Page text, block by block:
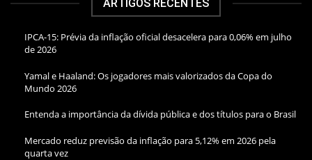
ARTIGOS RECENTES
IPCA-15: Prévia da inflação oficial desacelera para 0,06% em julho
de 2026
Yamal e Haaland: Os jogadores mais valorizados da Copa do
Mundo 2026
Entenda a importância da dívida pública e dos títulos para o Brasil
Mercado reduz previsão da inflação para 5,12% em 2026 pela
quarta vez